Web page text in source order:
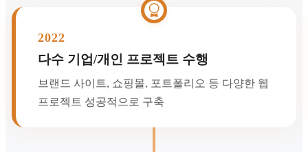
2022
다수 기업/개인 프로젝트 수행
브랜드 사이트, 쇼핑몰, 포트폴리오 등 다양한 웹
프로젝트 성공적으로 구축